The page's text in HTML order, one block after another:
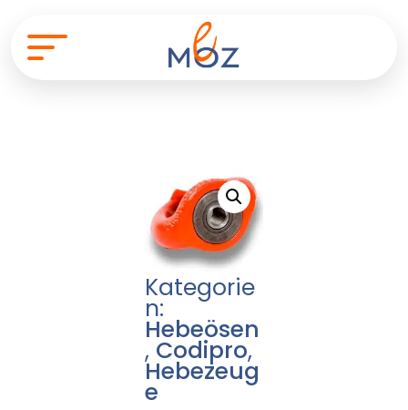
Kategorie
n:
Hebeösen
, Codipro,
Hebezeug
e